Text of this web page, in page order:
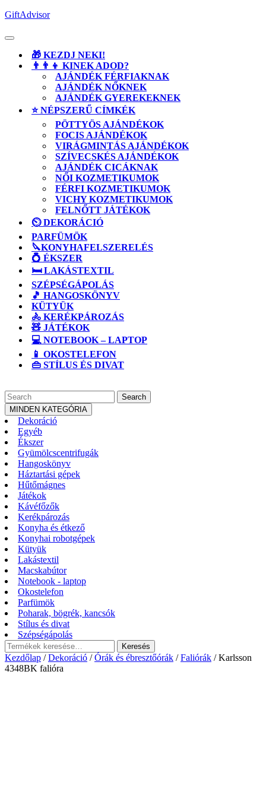
Skip
content
GiftAdvisor
Open
🎁 KEZDJ NEKI!
👨‍👨‍👦 KINEK ADOD?
AJÁNDÉK FÉRFIAKNAK
AJÁNDÉK NŐKNEK
AJÁNDÉK GYEREKEKNEK
⭐ NÉPSZERŰ CÍMKÉK
PÖTTYÖS AJÁNDÉKOK
FOCIS AJÁNDÉKOK
VIRÁGMINTÁS AJÁNDÉKOK
SZÍVECSKÉS AJÁNDÉKOK
AJÁNDÉK CICÁKNAK
NŐI KOZMETIKUMOK
FÉRFI KOZMETIKUMOK
VICHY KOZMETIKUMOK
FELNŐTT JÁTÉKOK
⏲️ DEKORÁCIÓ
PARFÜMÖK
🔪KONYHAFELSZERELÉS
💍 ÉKSZER
🛏️ LAKÁSTEXTIL
SZÉPSÉGÁPOLÁS
🎵 HANGOSKÖNYV
KÜTYÜK
🚴 KERÉKPÁROZÁS
🧸 JÁTÉKOK
💻 NOTEBOOK – LAPTOP
📱 OKOSTELEFON
👜 STÍLUS ÉS DIVAT
BUTTON
Search
for:MINDEN KATEGÓRIA
Dekoráció
Egyéb
Ékszer
Gyümölcscentrifugák
Hangoskönyv
Háztartási gépek
Hűtőmágnes
Játékok
Kávéfőzők
Kerékpározás
Konyha és étkező
Konyhai robotgépek
Kütyük
Lakástextil
Macskabútor
Notebook - laptop
Okostelefon
Parfümök
Poharak, bögrék, kancsók
Stílus és divat
Szépségápolás
Keresés
a
következőre:
Keresés
Kezdőlap /Dekoráció /Órák és ébresztőórák /Faliórák / Karlsson
4348BK falióra